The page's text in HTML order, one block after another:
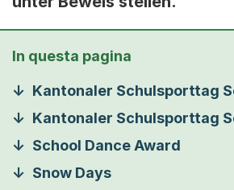
In questa pagina
Kantonaler Schulsporttag
Kantonaler Schulsporttag
School Dance Award
Snow Days